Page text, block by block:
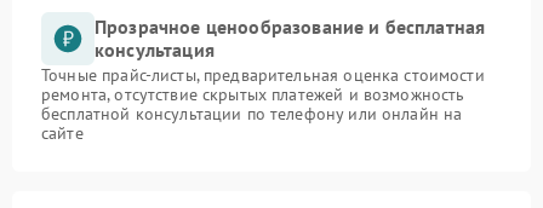
Прозрачное ценообразование и бесплатная
консультация
Точные прайс-листы, предварительная оценка стоимости
ремонта, отсутствие скрытых платежей и возможность
бесплатной консультации по телефону или онлайн на
сайте